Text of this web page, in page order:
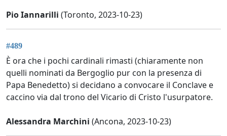
Pio Iannarilli (Toronto, 2023-10-23)
#489
È ora che i pochi cardinali rimasti (chiaramente non
quelli nominati da Bergoglio pur con la presenza di
Papa Benedetto) si decidano a convocare il Conclave e
caccino via dal trono del Vicario di Cristo l'usurpatore.
Alessandra Marchini (Ancona, 2023-10-23)